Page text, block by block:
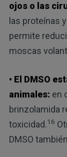
ojos o las
las proteínas
permite
moscas
• El DMSO
animales: en
brinzolamida
toxicidad.16
DMSO